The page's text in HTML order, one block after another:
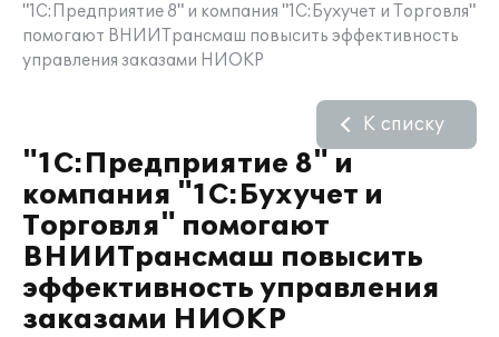
"1С:Предприятие 8" и компания "1С:Бухучет и Торговля"
помогают ВНИИТрансмаш повысить эффективность
управления заказами НИОКР
"1С:Предприятие 8" и
компания "1С:Бухучет и
Торговля" помогают
ВНИИТрансмаш повысить
эффективность управления
заказами НИОКР
К списку